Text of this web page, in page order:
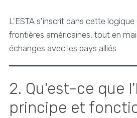
L'ESTA s'inscrit dans cette
frontières américaines, tout en
échanges avec les pays alliés.
2. Qu'est-ce que
principe et